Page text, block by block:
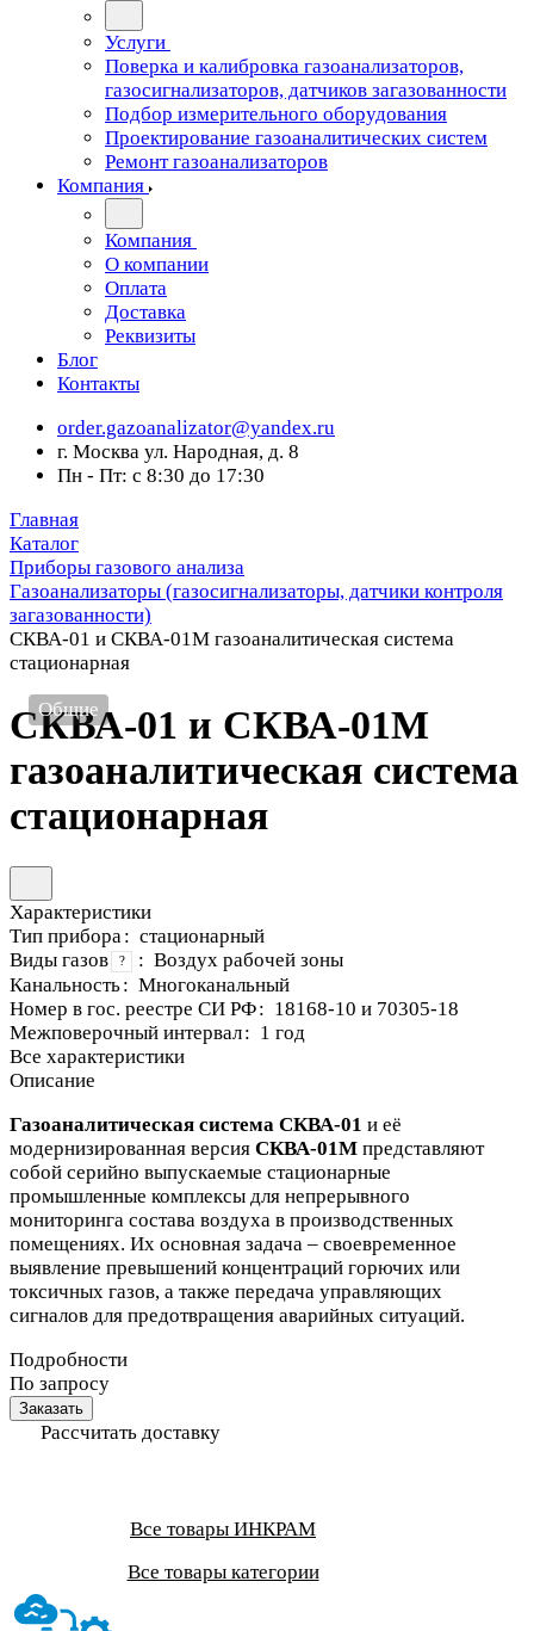
Услуги
Поверка и калибровка газоанализаторов,
газосигнализаторов, датчиков загазованности
Подбор измерительного оборудования
Проектирование газоаналитических систем
Ремонт газоанализаторов
Компания
Компания
О компании
Оплата
Доставка
Реквизиты
Блог
Контакты
order.gazoanalizator@yandex.ru
г. Москва ул. Народная, д. 8
Пн - Пт: с 8:30 до 17:30
Главная
Каталог
Приборы газового анализа
Газоанализаторы (газосигнализаторы, датчики контроля
загазованности)
СКВА-01 и СКВА-01М газоаналитическая система
стационарная
СКВА-01 и СКВА-01М
газоаналитическая система
стационарная
Характеристики
Тип прибора : стационарный
Виды газов
? : Воздух рабочей зоны
Канальность: Многоканальный
Номер в гос. реестре СИ РФ: 18168-10 и 70305-18
Межповерочный интервал: 1 год
Все характеристики
Описание
Газоаналитическая система СКВА-01 и её
модернизированная версия СКВА-01М представляют
собой серийно выпускаемые стационарные
промышленные комплексы для непрерывного
мониторинга состава воздуха в производственных
помещениях. Их основная задача – своевременное
выявление превышений концентраций горючих или
токсичных газов, а также передача управляющих
сигналов для предотвращения аварийных ситуаций.
Подробности
По запросу
Заказать
Рассчитать доставку
Все товары ИНКРАМ
Все товары категории
Общие